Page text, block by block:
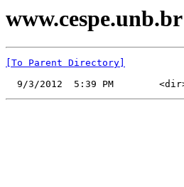
[To Parent Directory]
9/3/2012  5:39 PM